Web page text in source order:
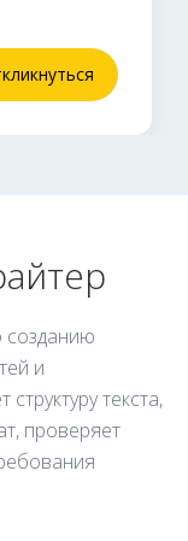
созданию
и
текста,
проверяет